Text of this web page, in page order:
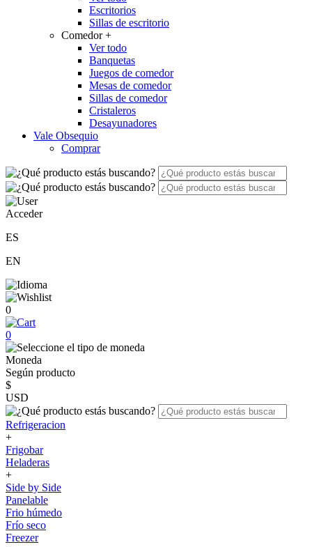
Escritorios
Sillas de escritorio
Comedor+
Ver todo
Banquetas
Juegos de comedor
Mesas de comedor
Sillas de comedor
Cristaleros
Desayunadores
Vale Obsequio
Comprar
Acceder
ES
EN
0
0
Moneda
Según producto
$
USD
Refrigeracion
+
Frigobar
Heladeras
+
Side by Side
Panelable
Frio húmedo
Frío seco
Freezer